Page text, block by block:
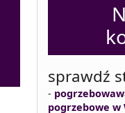
sprawdź
-
pogrzebowe w